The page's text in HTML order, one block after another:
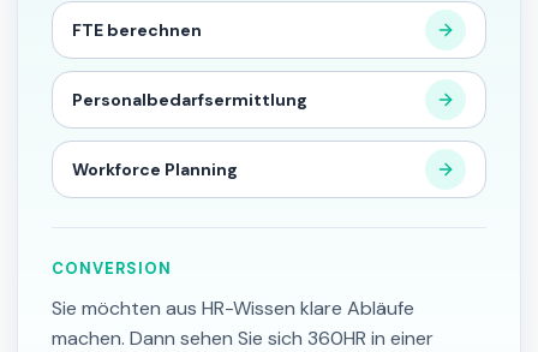
FTE berechnen
Personalbedarfsermittlung
Workforce Planning
CONVERSION
Sie möchten aus HR-Wissen klare Abläufe
machen. Dann sehen Sie sich 360HR in einer